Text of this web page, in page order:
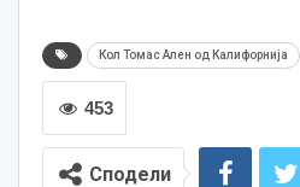
Кол Томас Ален од Калифорнија
453
Сподели